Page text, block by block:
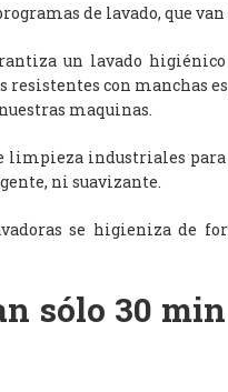
de lavado, que
un lavado
resistentes con manchas
maquinas.
limpieza industriales
ni suavizante.
se higieniza de
sólo 30